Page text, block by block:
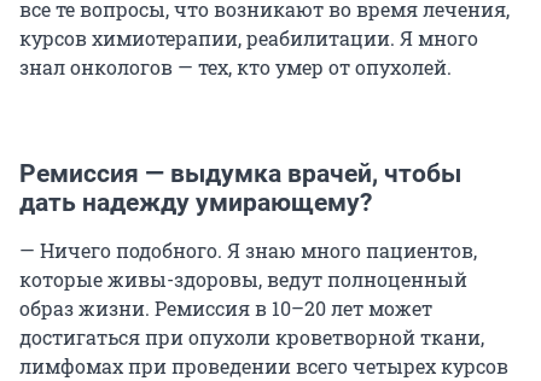
все те вопросы, что возникают во время лечения,
курсов химиотерапии, реабилитации. Я много
знал онкологов — тех, кто умер от опухолей.
Ремиссия — выдумка врачей, чтобы
дать надежду умирающему?
— Ничего подобного. Я знаю много пациентов,
которые живы-здоровы, ведут полноценный
образ жизни. Ремиссия в 10–20 лет может
достигаться при опухоли кроветворной ткани,
лимфомах при проведении всего четырех курсов